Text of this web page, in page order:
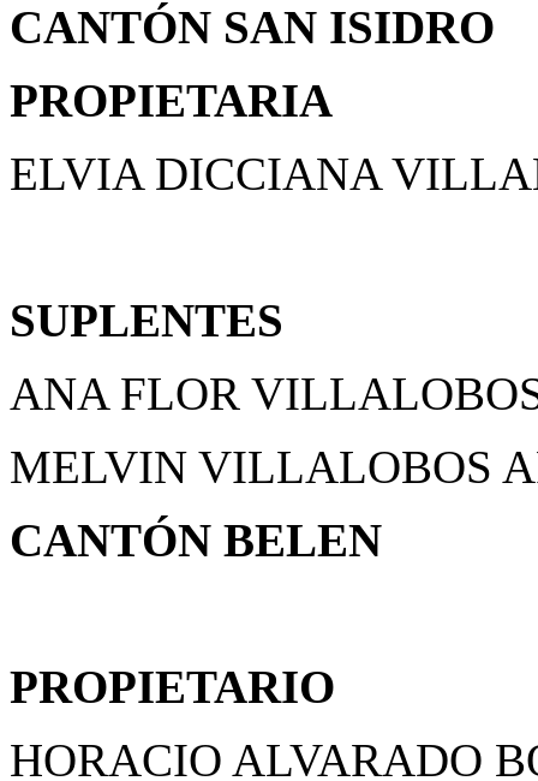
CANTÓN SAN ISIDRO
PROPIETARIA
ELVIA DICCIANA
SUPLENTES
ANA FLOR
MELVIN VILLALOBOS
CANTÓN BELEN
PROPIETARIO
HORACIO ALVARADO